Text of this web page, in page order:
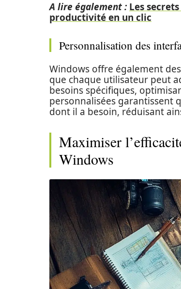
A lire également : Les
productivité en un clic
Personnalisation des
Windows offre également
que chaque utilisateur peut
besoins spécifiques,
personnalisées garantissent
dont il a besoin, réduisant
Maximiser
Windows